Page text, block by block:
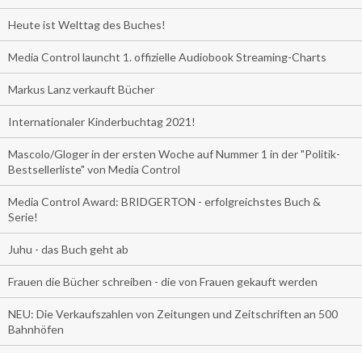
Heute ist Welttag des Buches!
Media Control launcht 1. offizielle Audiobook Streaming-Charts
Markus Lanz verkauft Bücher
Internationaler Kinderbuchtag 2021!
Mascolo/Gloger in der ersten Woche auf Nummer 1 in der "Politik-
Bestsellerliste" von Media Control
Media Control Award: BRIDGERTON - erfolgreichstes Buch &
Serie!
Juhu - das Buch geht ab
Frauen die Bücher schreiben - die von Frauen gekauft werden
NEU: Die Verkaufszahlen von Zeitungen und Zeitschriften an 500
Bahnhöfen